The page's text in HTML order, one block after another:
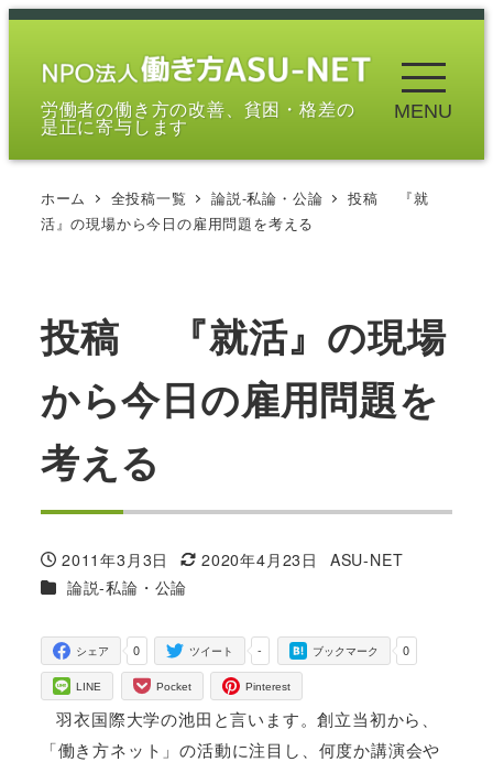
メ
労働者の働き方の改善、貧困・格差の
是正に寄与します
MENU
ホーム 全投稿一覧 論説-私論・公論
投稿 『就
活』の現場から今日の雇用問題を考える
投稿 『就活』の現場
から今日の雇用問題を
考える
投稿日
2011年3月3日
更新日
2020年4月23日
著
ASU-NET
カテゴリー
論説-私論・公論
0
シェア -
ツイート 0
ブックマーク
LINE Pocket Pinterest
羽衣国際大学の池田と言います。創立当初から、
「働き方ネット」の活動に注目し、何度か講演会や